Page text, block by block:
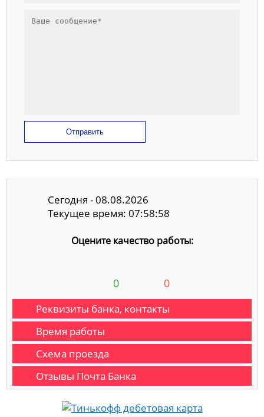
Отправить
Сегодня - 08.08.2026
Текущее время: 07:58:58
Оцените качество работы:
0 0
Реквизиты банка, контакты
Время работы
Схема проезда
Отзывы Почта Банка